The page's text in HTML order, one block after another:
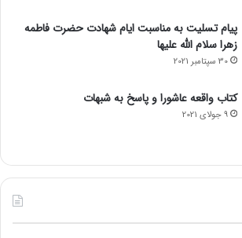
پیام تسلیت به مناسبت ایام شهادت حضرت فاطمه
زهرا سلام الله علیها
30 سپتامبر 2021
کتاب واقعه عاشورا و پاسخ به شبهات
9 جولای 2021